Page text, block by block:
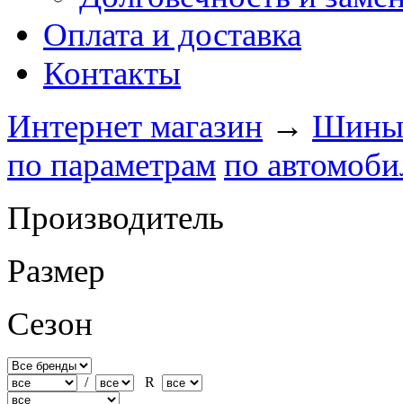
Оплата и доставка
Контакты
Интернет магазин → Шины
по параметрам по
Производитель
Размер
Сезон
/ R